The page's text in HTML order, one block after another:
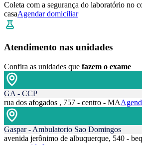
Coleta com a segurança do laboratório no
casaAgendar domiciliar
Atendimento nas unidades
Confira as unidades que fazem o exame
GA - CCP
rua dos afogados , 757 - centro - MA
Gaspar - Ambulatorio Sao Domingos
avenida jerônimo de albuquerque, 540 -